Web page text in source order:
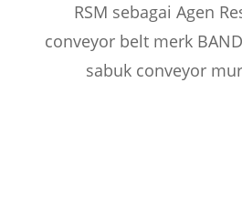
RSM sebagai Agen
conveyor belt merk
sabuk conveyor